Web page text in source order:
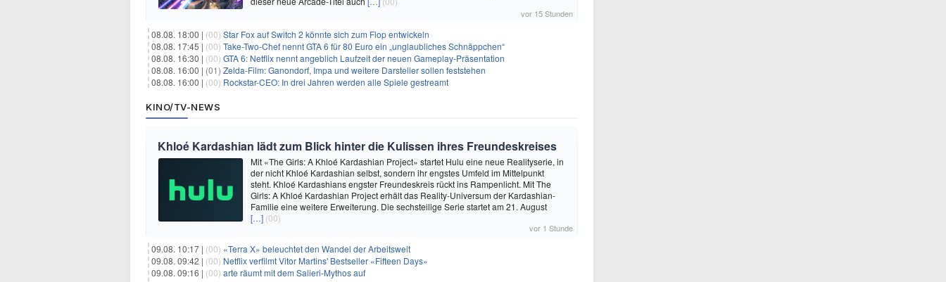
vor 15 Stunden
08.08. 18:00 | (00) Star Fox auf Switch 2 könnte sich zum Flop entwickeln
08.08. 17:45 | (00) Take-Two-Chef nennt GTA 6 für 80 Euro ein „unglaubliches Schnäppchen“
08.08. 16:30 | (00) GTA 6: Netflix nennt angeblich Laufzeit der neuen Gameplay-Präsentation
08.08. 16:00 | (01) Zelda-Film: Ganondorf, Impa und weitere Darsteller sollen feststehen
08.08. 16:00 | (00) Rockstar-CEO: In drei Jahren werden alle Spiele gestreamt
KINO/TV-NEWS
Khloé Kardashian lädt zum Blick hinter die Kulissen ihres Freundeskreises
Mit «The Girls: A Khloé Kardashian Project» startet Hulu eine neue Realityserie, in
der nicht Khloé Kardashian selbst, sondern ihr engstes Umfeld im Mittelpunkt
steht. Khloé Kardashians engster Freundeskreis rückt ins Rampenlicht. Mit The
Girls: A Khloé Kardashian Project erhält das Reality-Universum der Kardashian-
Familie eine weitere Erweiterung. Die sechsteilige Serie startet am 21. August
[…] (00)
vor 1 Stunde
09.08. 10:17 | (00) «Terra X» beleuchtet den Wandel der Arbeitswelt
09.08. 09:42 | (00) Netflix verfilmt Vitor Martins' Bestseller «Fifteen Days»
09.08. 09:16 | (00) arte räumt mit dem Salieri-Mythos auf